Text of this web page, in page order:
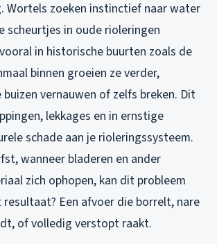
Wortels zoeken instinctief naar water
scheurtjes in oude rioleringen
in historische buurten zoals de
binnen groeien ze verder,
vernauwen of zelfs breken. Dit
lekkages en in ernstige
schade aan je rioleringssysteem.
wanneer bladeren en ander
zich ophopen, kan dit probleem
Een afvoer die borrelt, nare
of volledig verstopt raakt.